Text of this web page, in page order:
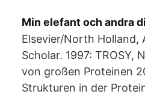
Min elefant och andra
Elsevier/North Holland,
Scholar. 1997: TROSY,
von großen Proteinen
Strukturen in der